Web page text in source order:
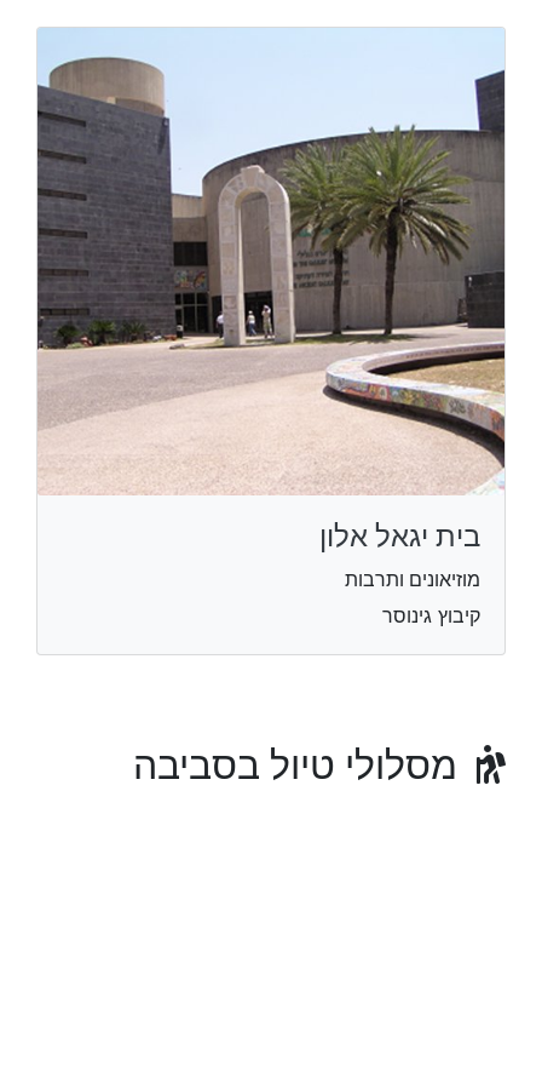
בית יגאל אלון
מוזיאונים ותרבות
קיבוץ גינוסר
מסלולי טיול בסביבה